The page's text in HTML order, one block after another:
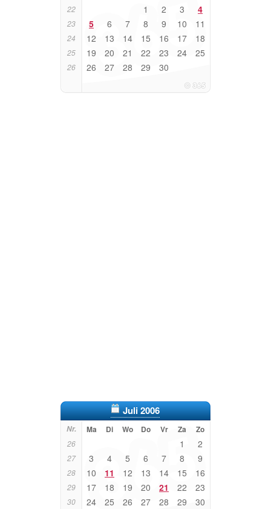
22 1 2 3 4
23 5 6 7 8 9 10 11
24 12 13 14 15 16 17 18
25 19 20 21 22 23 24 25
26 26 27 28 29 30
Juli 2006
Nr. Ma Di Wo Do Vr Za Zo
26 1 2
27 3 4 5 6 7 8 9
28 10 11 12 13 14 15 16
29 17 18 19 20 21 22 23
30 24 25 26 27 28 29 30